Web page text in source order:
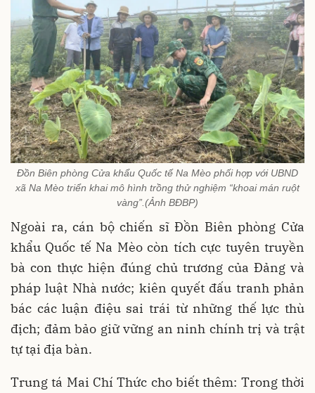
Đồn Biên phòng Cửa khẩu Quốc tế Na Mèo phối hợp với UBND
xã Na Mèo triển khai mô hình trồng thử nghiệm “khoai mán ruột
vàng”.(Ảnh BĐBP)
Ngoài ra, cán bộ chiến sĩ Đồn Biên phòng Cửa
khẩu Quốc tế Na Mèo còn tích cực tuyên truyền
bà con thực hiện đúng chủ trương của Đảng và
pháp luật Nhà nước; kiên quyết đấu tranh phản
bác các luận điệu sai trái từ những thế lực thù
địch; đảm bảo giữ vững an ninh chính trị và trật
tự tại địa bàn.
Trung tá Mai Chí Thức cho biết thêm: Trong thời